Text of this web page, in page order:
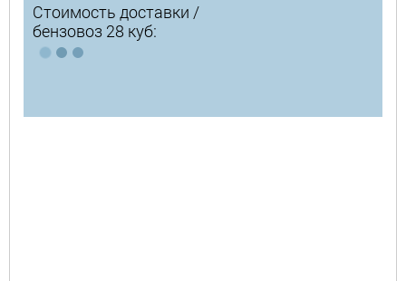
Стоимость доставки /
бензовоз 28 куб: